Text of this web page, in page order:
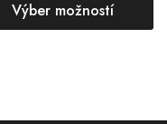
Výber možností